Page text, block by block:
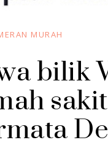
MURAH
bilik